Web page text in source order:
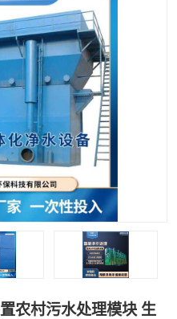
农村污水处理模块 生
液动限流闸门
一体化预制泵站
真空冲洗装置
门式冲洗装置
一体化污水处理泵房
浅层砂过滤装置
柔性截污